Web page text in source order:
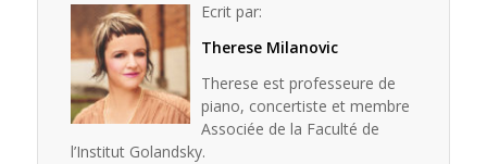
Ecrit par:
Therese Milanovic
Therese est professeure de
piano, concertiste et membre
Associée de la Faculté de
l’Institut Golandsky.